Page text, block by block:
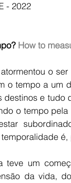
- 2022
How to
o
o tempo a um
destinos e tudo
o tempo
teve um
da vida,